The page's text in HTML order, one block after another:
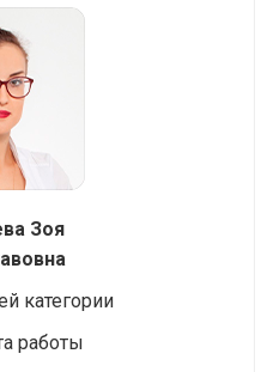
Зоя
категории
работы